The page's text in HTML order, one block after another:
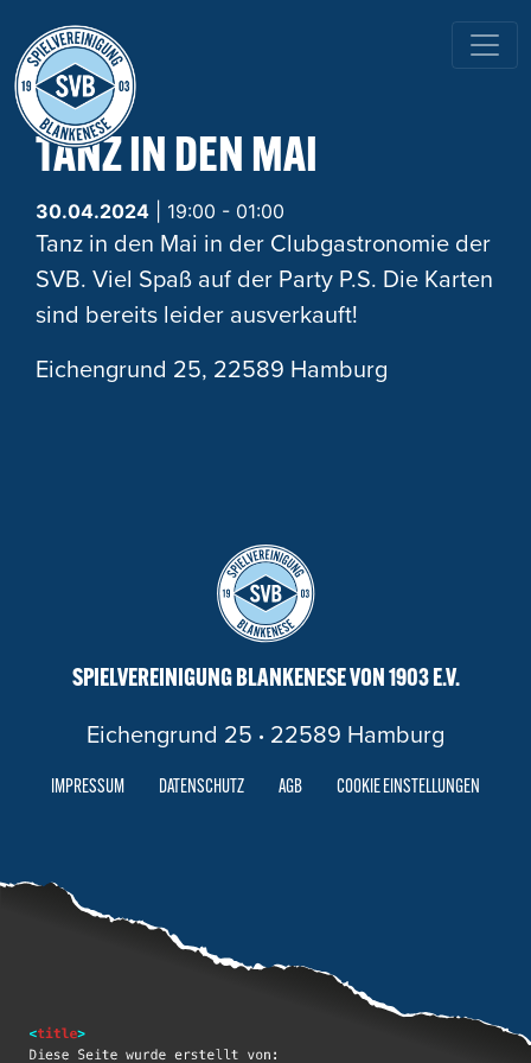
HAUPTNAVIGATION
TANZ IN DEN MAI
30.04.2024 | 19:00 - 01:00
Tanz in den Mai in der Clubgastronomie der
SVB. Viel Spaß auf der Party P.S. Die Karten
sind bereits leider ausverkauft!
Eichengrund 25, 22589 Hamburg
SPIELVEREINIGUNG BLANKENESE VON 1903 E.V.
Eichengrund 25 · 22589 Hamburg
IMPRESSUM DATENSCHUTZ AGB COOKIE EINSTELLUNGEN